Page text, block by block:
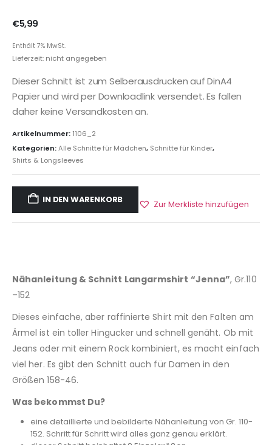
€5,99
Enthält 7% MwSt.
Lieferzeit: nicht angegeben
Dieser Schnitt ist zum Selberausdrucken auf DinA4
Papier und wird per Downloadlink versendet. Es fallen
daher keine Versandkosten an.
Artikelnummer: 1106_2
Kategorien:Alle Schnitte für Mädchen, Schnitte für Kinder,
Shirts & Longsleeves
IN DEN WARENKORB Zur Merkliste hinzufügen
Nähanleitung & Schnitt Langarmshirt “Jenna”, Gr.110
–152
Dieses einfache, aber raffinierte Shirt mit den Falten am
Ärmel ist ein toller Hingucker und schnell genäht. Ob mit
Jeans oder mit einem Rock kombiniert, es macht einfach
viel her. Es gibt den Schnitt auch für Damen in den
Größen 158-46.
Was bekommst Du?
eine detaillierte und bebilderte Nähanleitung von Gr. 110-
152. Schritt für Schritt wird alles ganz genau erklärt.